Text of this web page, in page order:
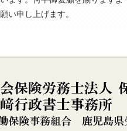
い申し上げます。